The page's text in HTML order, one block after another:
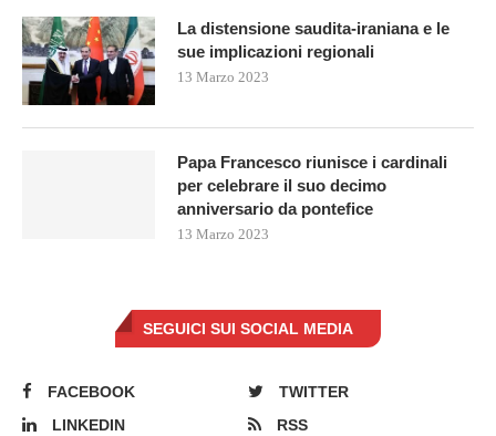
La distensione saudita-iraniana e le
sue implicazioni regionali
13 Marzo 2023
Papa Francesco riunisce i cardinali
per celebrare il suo decimo
anniversario da pontefice
13 Marzo 2023
SEGUICI SUI SOCIAL MEDIA
FACEBOOK
TWITTER
LINKEDIN
RSS